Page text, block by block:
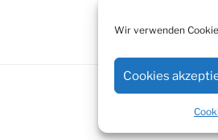
Wir verwenden
Cookies